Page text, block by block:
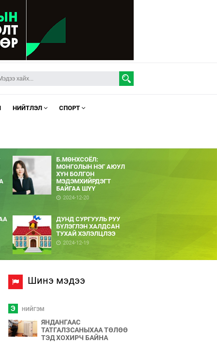
НИЙТЛЭЛ СПОРТ
Б.МӨНХСОЁЛ:
МОНГОЛЫН НЭГ АЮУЛ
ХҮН БОЛГОН
МЭДЭМХИЙРДЭГТ
БАЙГАА ШҮҮ
2024-12-20
ДУНД СУРГУУЛЬ РУУ
БҮЛЭГЛЭН ХАЛДСАН
ТУХАЙ ХЭЛЭЛЦЛЭЭ
2024-12-19
Шинэ мэдээ
Э НИЙГЭМ
ЯНДАНГААС
ТАТГАЛЗСАНЫХАА ТӨЛӨӨ
ТЭД ХОХИРЧ БАЙНА